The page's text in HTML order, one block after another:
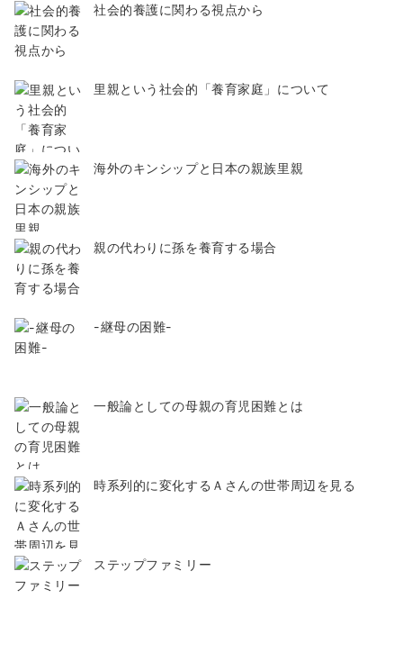
社会的養護に関わる視点から
里親という社会的「養育家庭」について
海外のキンシップと日本の親族里親
親の代わりに孫を養育する場合
-継母の困難-
一般論としての母親の育児困難とは
時系列的に変化するＡさんの世帯周辺を見る
ステップファミリー